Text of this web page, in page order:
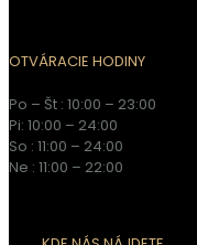
OTVÁRACIE HODINY
Po – Št : 10:00 – 23:00
Pi: 10:00 – 24:00
So : 11:00 – 24:00
Ne : 11:00 – 22:00